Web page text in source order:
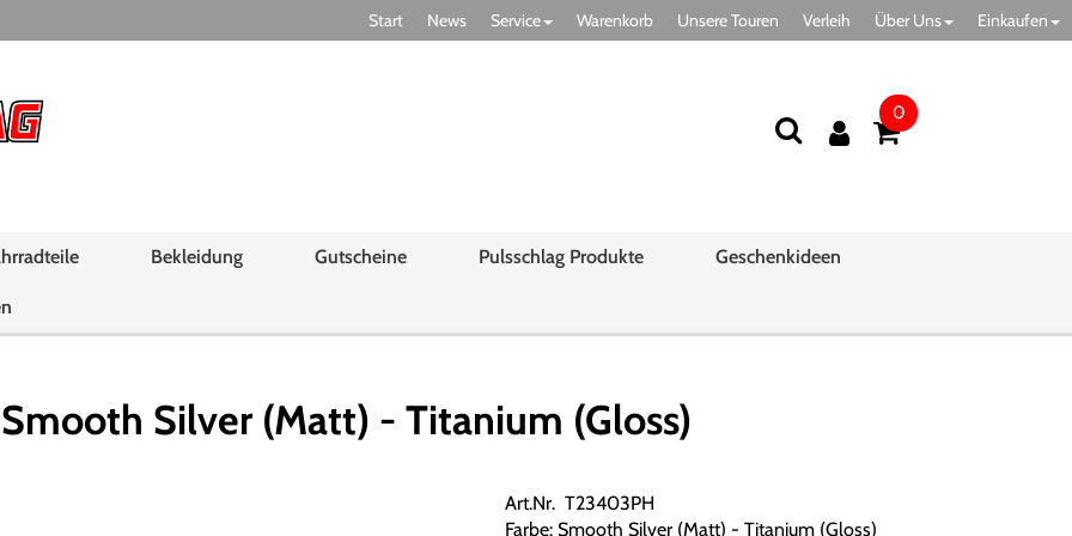
Start News Service Warenkorb Unsere Touren Verleih Über Uns Einkaufen
0
Bekleidung Gutscheine Pulsschlag Produkte Geschenkideen
Silver (Matt) - Titanium (Gloss)
Art.Nr. T23403PH
Farbe: Smooth Silver (Matt) - Titanium (Gloss)